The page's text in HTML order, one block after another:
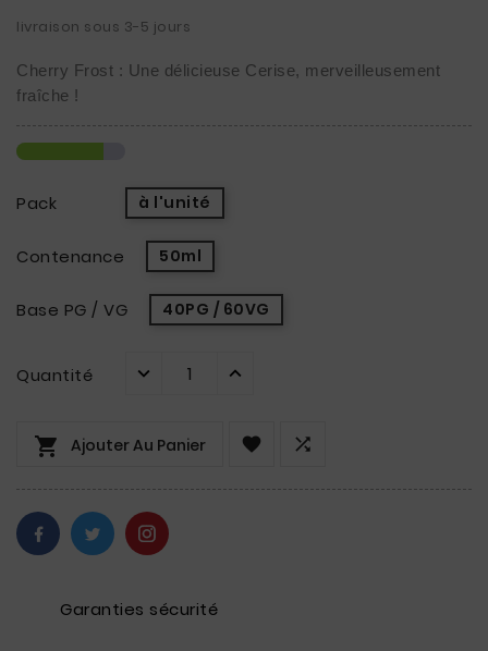
livraison sous 3-5 jours
Cherry Frost : Une délicieuse Cerise, merveilleusement
fraîche !
Pack à l'unité
Contenance 50ml
Base PG / VG 40PG / 60VG
Quantité
 Ajouter Au Panier  
Garanties sécurité